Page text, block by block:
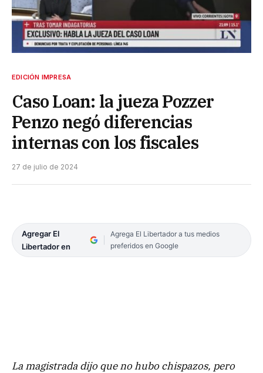
EDICIÓN IMPRESA
Caso Loan: la jueza Pozzer
Penzo negó diferencias
internas con los fiscales
27 de julio de 2024
Agregar El
Libertador en
Agrega El Libertador a tus medios
preferidos en Google
La magistrada dijo que no hubo chispazos, pero